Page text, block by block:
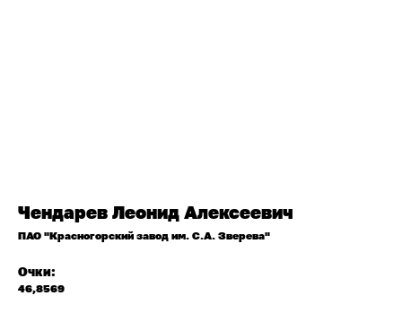
Чендарев Леонид Алексеевич
ПАО "Красногорский завод им. С.А. Зверева"
Очки:
46,8569